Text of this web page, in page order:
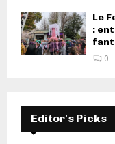
Le
:
0
Editor's Picks